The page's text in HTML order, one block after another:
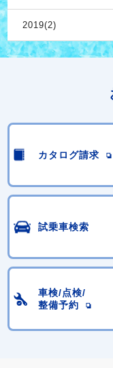
2019(2)
カタログ請求
試乗車検索
車検/点検/
整備予約